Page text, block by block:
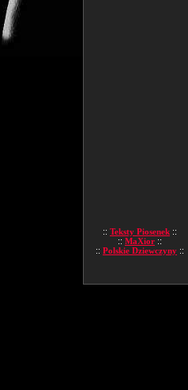
:: Teksty Piosenek ::
:: MaXior ::
:: Polskie Dziewczyny ::